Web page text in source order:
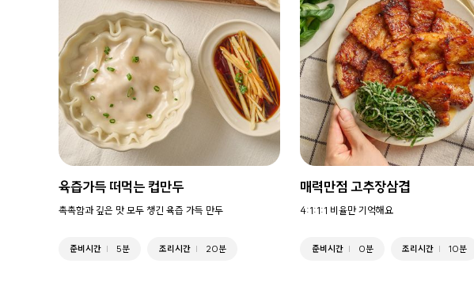
육즙가득 떠먹는 컵만두
촉촉함과 깊은 맛 모두 챙긴 육즙 가득 만두
준비시간 5분 조리시간 20분
매력만점 고추장삼겹
4:1:1:1 비율만 기억해요
준비시간 0분 조리시간 10분